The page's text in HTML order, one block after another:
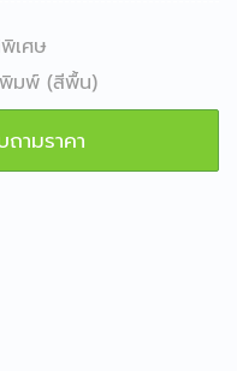
เศษ
มพ์ (สีพื้น)
ามราคา